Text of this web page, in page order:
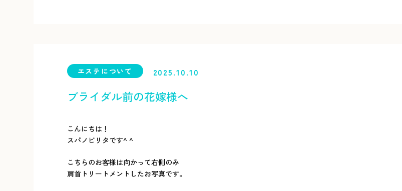
エステについて 2025.10.10
ブライダル前の花嫁様へ
こんにちは！
スパノビリタです^ ^
こちらのお客様は向かって右側のみ
肩首トリートメントしたお写真です。